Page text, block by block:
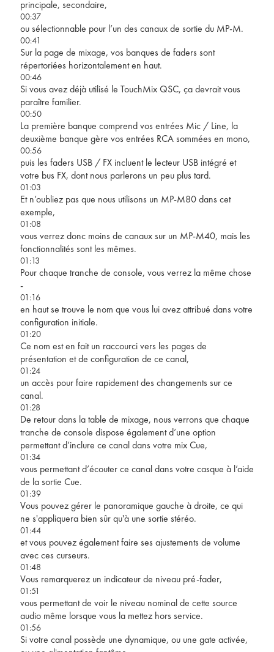
principale, secondaire,
00:37
ou sélectionnable pour l’un des canaux de sortie du MP-M.
00:41
Sur la page de mixage, vos banques de faders sont
répertoriées horizontalement en haut.
00:46
Si vous avez déjà utilisé le TouchMix QSC, ça devrait vous
paraître familier.
00:50
La première banque comprend vos entrées Mic / Line, la
deuxième banque gère vos entrées RCA sommées en mono,
00:56
puis les faders USB / FX incluent le lecteur USB intégré et
votre bus FX, dont nous parlerons un peu plus tard.
01:03
Et n’oubliez pas que nous utilisons un MP-M80 dans cet
exemple,
01:08
vous verrez donc moins de canaux sur un MP-M40, mais les
fonctionnalités sont les mêmes.
01:13
Pour chaque tranche de console, vous verrez la même chose
-
01:16
en haut se trouve le nom que vous lui avez attribué dans votre
configuration initiale.
01:20
Ce nom est en fait un raccourci vers les pages de
présentation et de configuration de ce canal,
01:24
un accès pour faire rapidement des changements sur ce
canal.
01:28
De retour dans la table de mixage, nous verrons que chaque
tranche de console dispose également d’une option
permettant d’inclure ce canal dans votre mix Cue,
01:34
vous permettant d’écouter ce canal dans votre casque à l’aide
de la sortie Cue.
01:39
Vous pouvez gérer le panoramique gauche à droite, ce qui
ne s'appliquera bien sûr qu'à une sortie stéréo.
01:44
et vous pouvez également faire ses ajustements de volume
avec ces curseurs.
01:48
Vous remarquerez un indicateur de niveau pré-fader,
01:51
vous permettant de voir le niveau nominal de cette source
audio même lorsque vous la mettez hors service.
01:56
Si votre canal possède une dynamique, ou une gate activée,